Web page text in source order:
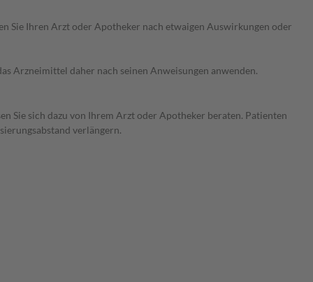
Sie Ihren Arzt oder Apotheker nach etwaigen Auswirkungen oder
Arzneimittel daher nach seinen Anweisungen anwenden.
Sie sich dazu von Ihrem Arzt oder Apotheker beraten. Patienten
verlängern.